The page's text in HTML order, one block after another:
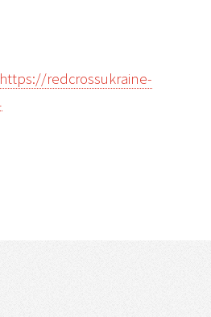
https://redcrossukraine-